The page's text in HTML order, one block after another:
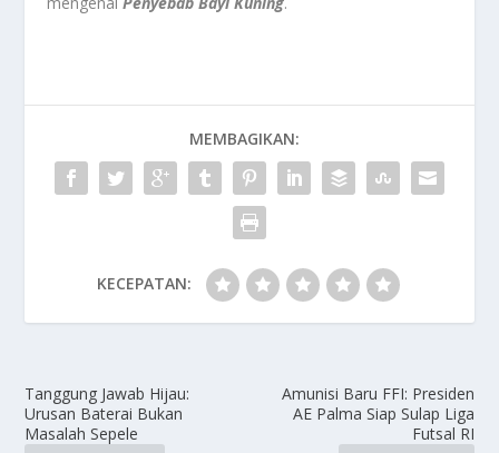
MEMBAGIKAN:
KECEPATAN:
Tanggung Jawab Hijau:
Urusan Baterai Bukan
Masalah Sepele
Amunisi Baru FFI: Presiden
AE Palma Siap Sulap Liga
Futsal RI